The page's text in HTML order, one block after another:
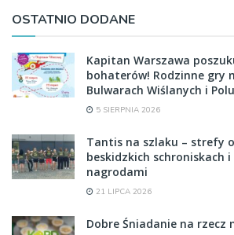
OSTATNIO DODANE
Kapitan Warszawa
bohaterów! Rodzinne gry
Bulwarach Wiślanych i
5 SIERPNIA 2026
Tantis na szlaku – strefy
beskidzkich schroniskach
nagrodami
21 LIPCA 2026
Dobre Śniadanie na rzecz